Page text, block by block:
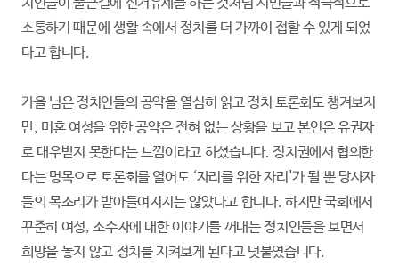
치인들이 출근길에 선거유세를 하는 것처럼 시민들과 적극적으로
소통하기 때문에 생활 속에서 정치를 더 가까이 접할 수 있게 되었
다고 합니다.
가을 님은 정치인들의 공약을 열심히 읽고 정치 토론회도 챙겨보지
만, 미혼 여성을 위한 공약은 전혀 없는 상황을 보고 본인은 유권자
로 대우받지 못한다는 느낌이라고 하셨습니다. 정치권에서 협의한
다는 명목으로 토론회를 열어도 ‘자리를 위한 자리'가 될 뿐 당사자
들의 목소리가 받아들여지지는 않았다고 합니다. 하지만 국회에서
꾸준히 여성, 소수자에 대한 이야기를 꺼내는 정치인들을 보면서
희망을 놓지 않고 정치를 지켜보게 된다고 덧붙였습니다.